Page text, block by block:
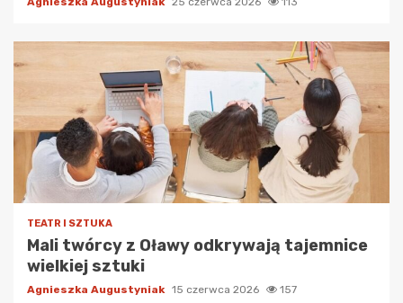
TEATR I SZTUKA
Mali twórcy z Oławy odkrywają tajemnice
wielkiej sztuki
Agnieszka Augustyniak 15 czerwca 2026 157